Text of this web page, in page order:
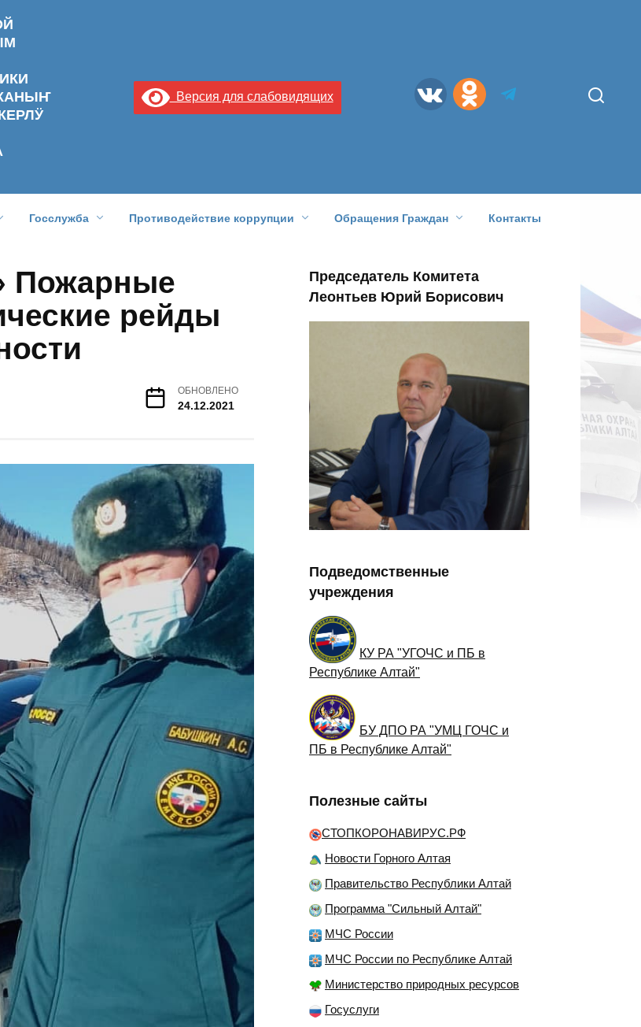
Версия для слабовидящих
Госслужба Противодействие коррупции Обращения Граждан Контакты
Пожарные
рейды
ОБНОВЛЕНО
24.12.2021
Председатель Комитета
Леонтьев Юрий Борисович
Подведомственные
учреждения
КУ РА "УГОЧС и ПБ в
Республике Алтай"
БУ ДПО РА "УМЦ ГОЧС и
ПБ в Республике Алтай"
Полезные сайты
СТОПКОРОНАВИРУС.РФ
Новости Горного Алтая
Правительство Республики Алтай
Программа "Сильный Алтай"
МЧС России
МЧС России по Республике Алтай
Министерство природных ресурсов
Госуслуги